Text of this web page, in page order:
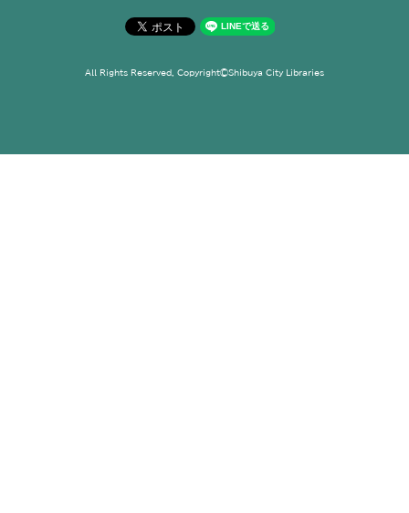
All Rights Reserved, Copyright©Shibuya City Libraries